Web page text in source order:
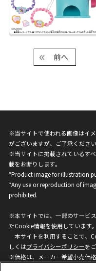
前へ
※当サイトで使われる画像はイ
がございますが、ご了承ください
※当サイトに掲載されているす
載をお断りします。
*Product image for illustration
*Any use or reproduction of
prohibited.
※本サイトでは、一部のサービ
たCookie情報を使用しています。
本サイトを利用することで、
しくはプライバシーポリシーを
※価格は、メーカー希望小売価格